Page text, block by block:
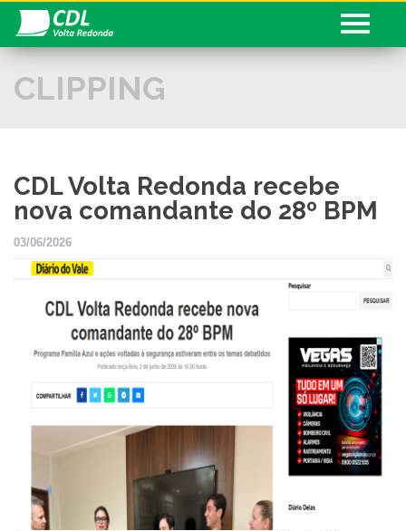
Conheça a CDL
Associado
Fale com a CDL
Sua História!
Seja Associado
Cadastre seu Currículo
CLIPPING
CDL Volta Redonda recebe
nova comandante do 28º BPM
03/06/2026